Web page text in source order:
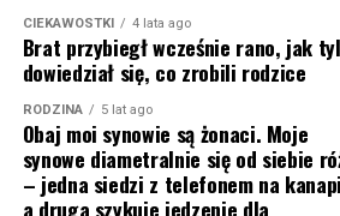
CIEKAWOSTKI 4 lata ago
Brat przybiegł wcześnie rano, jak
dowiedział się, co zrobili rodzice
RODZINA 5 lat ago
Obaj moi synowie są żonaci. Moje
synowe diametralnie się od siebie
– jedna siedzi z telefonem na
a druga szykuje jedzenie dla